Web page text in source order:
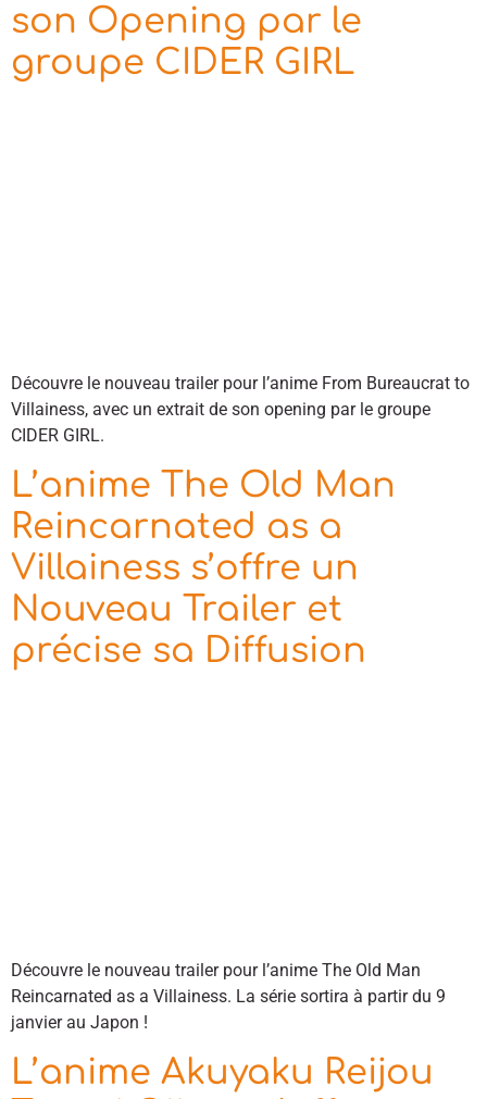
son Opening par le
groupe CIDER GIRL
Découvre le nouveau trailer pour l’anime From Bureaucrat to
Villainess, avec un extrait de son opening par le groupe
CIDER GIRL.
L’anime The Old Man
Reincarnated as a
Villainess s’offre un
Nouveau Trailer et
précise sa Diffusion
Découvre le nouveau trailer pour l’anime The Old Man
Reincarnated as a Villainess. La série sortira à partir du 9
janvier au Japon !
L’anime Akuyaku Reijou